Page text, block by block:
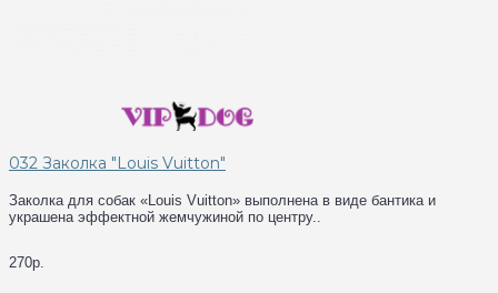
032 Заколка "Louis Vuitton"
Заколка для собак «Louis Vuitton» выполнена в виде бантика и
украшена эффектной жемчужиной по центру..
270р.